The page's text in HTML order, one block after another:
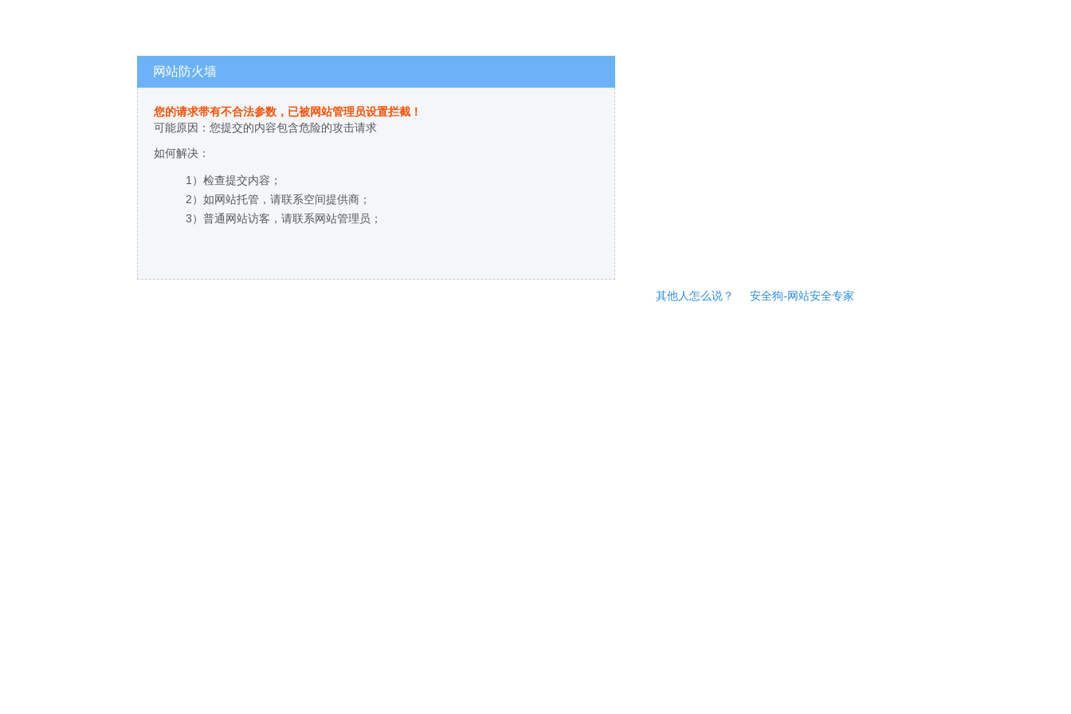
网站防火墙
您的请求带有不合法参数，已被网站管理员设置拦截！
可能原因：您提交的内容包含危险的攻击请求
如何解决：
1）检查提交内容；
2）如网站托管，请联系空间提供商；
3）普通网站访客，请联系网站管理员；
其他人怎么说？ 安全狗-网站安全专家